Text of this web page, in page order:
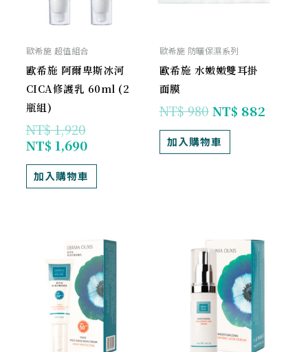
歐希施 超值組合
歐希施 阿爾卑斯冰河
CICA修護乳 60ml (2
瓶組)
NT$1,920
NT$ 1,690
加入購物車
歐希施 防曬保濕系列
歐希施 水嫩嫩雙耳掛
面膜
NT$980 NT$ 882
加入購物車
始
價
格：
NT$ 880。
始
價
格：
NT$ 1,080。
前
價
格：
NT$ 972。